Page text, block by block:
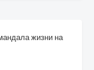
жизни на